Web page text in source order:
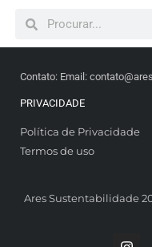
Contato: Email:
PRIVACIDADE
Política de Privacidade
Termos de uso
Ares Sustentabilidade